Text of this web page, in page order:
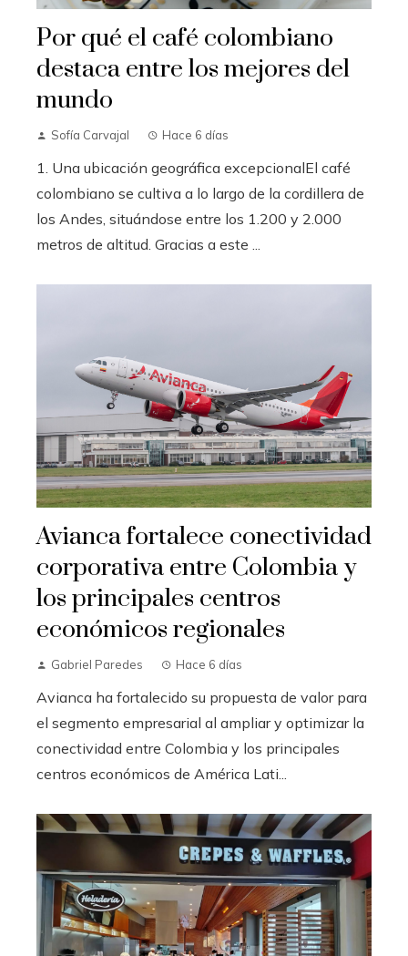
Por qué el café colombiano
destaca entre los mejores del
mundo
Sofía Carvajal Hace 6 días
1. Una ubicación geográfica excepcionalEl café
colombiano se cultiva a lo largo de la cordillera de
los Andes, situándose entre los 1.200 y 2.000
metros de altitud. Gracias a este ...
Avianca fortalece conectividad
corporativa entre Colombia y
los principales centros
económicos regionales
Gabriel Paredes Hace 6 días
Avianca ha fortalecido su propuesta de valor para
el segmento empresarial al ampliar y optimizar la
conectividad entre Colombia y los principales
centros económicos de América Lati...